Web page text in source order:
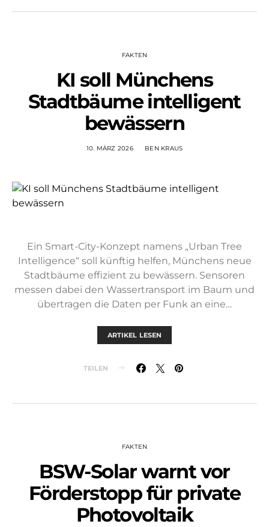
FAKTEN
KI soll Münchens
Stadtbäume intelligent
bewässern
10. MÄRZ 2026 BEN KRAUS
Ein Smart-City-Konzept namens „Urban Tree
Intelligence“ soll künftig helfen, Münchens neue
Stadtbäume effizient zu bewässern. Sensoren
messen dabei den Wassertransport im Baum und
übertragen die Daten per Funk an eine…
ARTIKEL LESEN
TEILEN
FAKTEN
BSW-Solar warnt vor
Förderstopp für private
Photovoltaik